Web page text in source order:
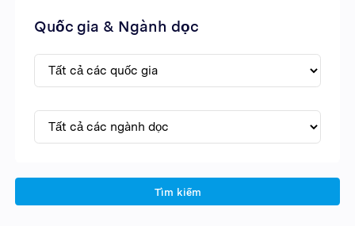
Quốc gia & Ngành dọc
Tìm kiếm